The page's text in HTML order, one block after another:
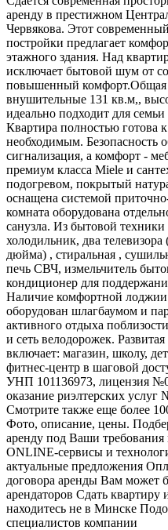
аренду в престижном
Червякова. Этот
постройки предлагает
этажного здания. Над
исключает бытовой шум от
повышенный комфорт.Общая
внушительные 131 кв.м,,
идеально подходит для
Квартира полностью готова
необходимым. Безопасность
сигнализация, а комфорт -
премиум класса Miele и
подогревом, покрытый
оснащена системой
комната оборудована
санузла. Из бытовой
холодильник, два
дюйма) , стиральная ,
печь СВЧ, измельчитель
кондиционер для
Наличие комфортной
оборудован шлагбаумом и
активного отдыха
и сеть велодорожек.
включает: магазин, школу,
фитнес-центр в шаговой
УНП 101136973, лицензия
оказание риэлтерских услуг
Смотрите также еще более
Фото, описание, цены.
аренду под Ваши требования
ONLINE-сервисы и
актуальные предложения
договора аренды Вам может
арендаторов Сдать
находитесь не в Минске
специалистов компании